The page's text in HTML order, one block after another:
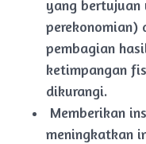
yang bertujuan
perekonomian)
pembagian
ketimpangan
dikurangi.
Memberikan
meningkatkan